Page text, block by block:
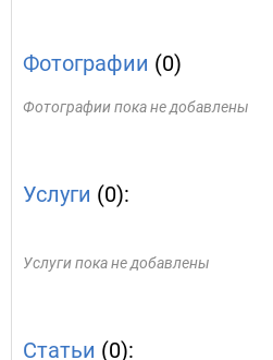
Фотографии (0)
Фотографии пока не добавлены
Услуги (0):
Услуги пока не добавлены
Статьи (0):